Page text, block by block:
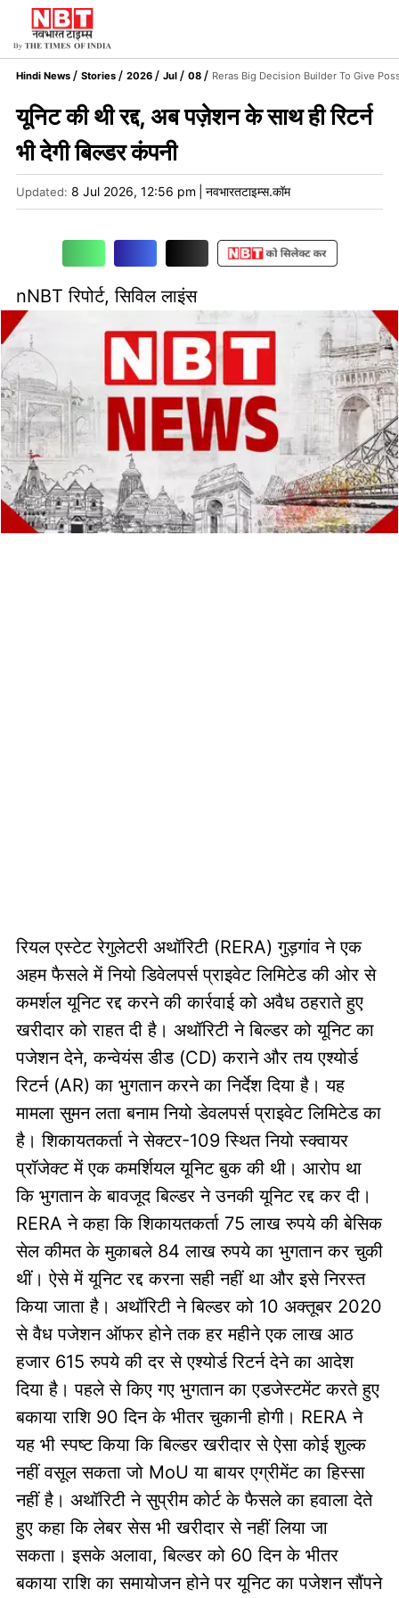
Hindi News Stories 2026 Jul 08 Reras Big Decision Builder To Give
यूनिट की थी रद्द, अब पज़ेशन के साथ ही रिटर्न
भी देगी बिल्डर कंपनी
Updated: 8 Jul 2026, 12:56 pm नवभारतटाइम्स.कॉम
nNBT रिपोर्ट, सिविल लाइंस
रियल एस्टेट रेगुलेटरी अथॉरिटी (RERA) गुड़गांव ने एक
अहम फैसले में नियो डिवेलपर्स प्राइवेट लिमिटेड की ओर से
कमर्शल यूनिट रद्द करने की कार्रवाई को अवैध ठहराते हुए
खरीदार को राहत दी है। अथॉरिटी ने बिल्डर को यूनिट का
पजेशन देने, कन्वेयंस डीड (CD) कराने और तय एश्योर्ड
रिटर्न (AR) का भुगतान करने का निर्देश दिया है। यह
मामला सुमन लता बनाम नियो डेवलपर्स प्राइवेट लिमिटेड का
है। शिकायतकर्ता ने सेक्टर-109 स्थित नियो स्क्वायर
प्रॉजेक्ट में एक कमर्शियल यूनिट बुक की थी। आरोप था
कि भुगतान के बावजूद बिल्डर ने उनकी यूनिट रद्द कर दी।
RERA ने कहा कि शिकायतकर्ता 75 लाख रुपये की बेसिक
सेल कीमत के मुकाबले 84 लाख रुपये का भुगतान कर चुकी
थीं। ऐसे में यूनिट रद्द करना सही नहीं था और इसे निरस्त
किया जाता है। अथॉरिटी ने बिल्डर को 10 अक्तूबर 2020
से वैध पजेशन ऑफर होने तक हर महीने एक लाख आठ
हजार 615 रुपये की दर से एश्योर्ड रिटर्न देने का आदेश
दिया है। पहले से किए गए भुगतान का एडजेस्टमेंट करते हुए
बकाया राशि 90 दिन के भीतर चुकानी होगी। RERA ने
यह भी स्पष्ट किया कि बिल्डर खरीदार से ऐसा कोई शुल्क
नहीं वसूल सकता जो MoU या बायर एग्रीमेंट का हिस्सा
नहीं है। अथॉरिटी ने सुप्रीम कोर्ट के फैसले का हवाला देते
हुए कहा कि लेबर सेस भी खरीदार से नहीं लिया जा
सकता। इसके अलावा, बिल्डर को 60 दिन के भीतर
बकाया राशि का समायोजन होने पर यूनिट का पजेशन सौंपने